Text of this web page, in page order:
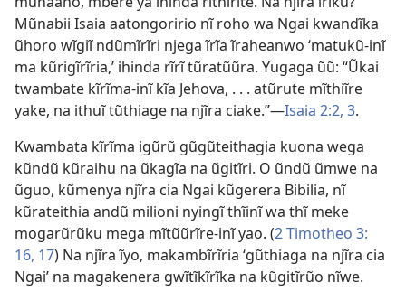
Mũnabii Isaia aatongoririo nĩ roho wa Ngai kwandĩka
ũhoro wĩgiĩ ndũmĩrĩri njega ĩrĩa ĩraheanwo ‘matukũ-inĩ
ma kũrigĩrĩria,’ ihinda rĩrĩ tũratũũra. Yugaga ũũ: “Ũkai
twambate kĩrĩma-inĩ kĩa Jehova, . . . atũrute mĩthiĩre
yake, na ithuĩ tũthiage na njĩra ciake.”​—Isaia 2:​2, 3.
Kwambata kĩrĩma igũrũ gũgũteithagia kuona wega
kũndũ kũraihu na ũkagĩa na ũgitĩri. O ũndũ ũmwe na
ũguo, kũmenya njĩra cia Ngai kũgerera Bibilia, nĩ
kũrateithia andũ milioni nyingĩ thĩinĩ wa thĩ meke
mogarũrũku mega mĩtũũrĩre-inĩ yao. (2 Timotheo 3:​
16, 17) Na njĩra ĩyo, makambĩrĩria ‘gũthiaga na njĩra cia
Ngai’ na magakenera gwĩtĩkĩrĩka na kũgitĩrũo nĩwe.